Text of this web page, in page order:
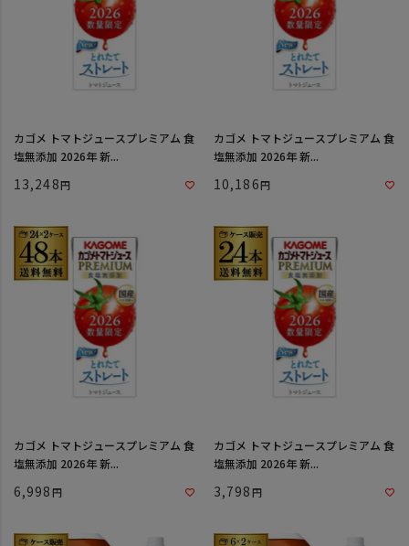
カゴメ トマトジュースプレミアム 食
塩無添加 2026年 新...
13,248
カゴメ トマトジュースプレミアム 食
塩無添加 2026年 新...
10,186
カゴメ トマトジュースプレミアム 食
塩無添加 2026年 新...
6,998
カゴメ トマトジュースプレミアム 食
塩無添加 2026年 新...
3,798